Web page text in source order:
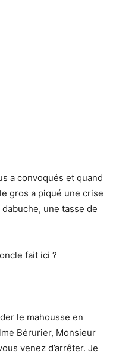
a convoqués et quand
gros a piqué une crise
une tasse de
fait ici ?
le mahousse en
Bérurier, Monsieur
venez d’arrêter. Je